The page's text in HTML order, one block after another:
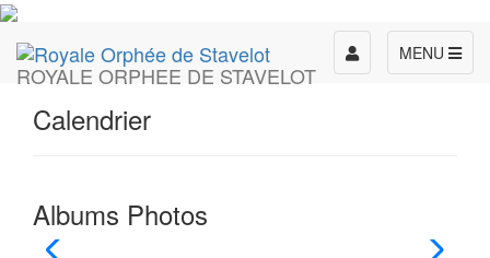
ROYALE ORPHEE DE STAVELOT
MENU
Toggle
navigation
Calendrier
Albums Photos